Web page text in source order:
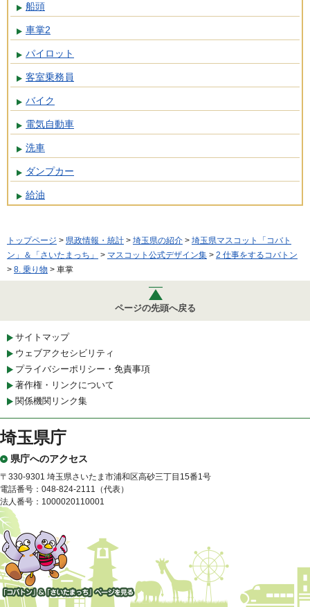
船頭
車掌2
パイロット
客室乗務員
バイク
電気自動車
洗車
ダンプカー
給油
トップページ > 県政情報・統計 > 埼玉県の紹介 > 埼玉県マスコット「コバト
ン」＆「さいたまっち」
> マスコット公式デザイン集 > 2 仕事をするコバトン
> 8. 乗り物 > 車掌
ページの先頭へ戻る
サイトマップ
ウェブアクセシビリティ
プライバシーポリシー・免責事項
著作権・リンクについて
関係機関リンク集
埼玉県庁
県庁へのアクセス
〒330-9301 埼玉県さいたま市浦和区高砂三丁目15番1号
電話番号：048-824-2111（代表）
法人番号：1000020110001
「コバトン」&「さいたまっ